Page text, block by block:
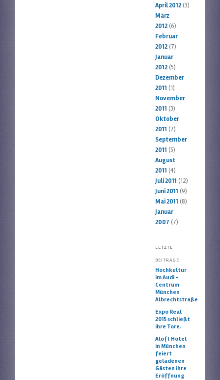
April 2012(3)
März
2012(6)
Februar
2012(7)
Januar
2012(5)
Dezember
2011 (1)
November
2011 (3)
Oktober
2011 (7)
September
2011 (5)
August
2011 (4)
Juli 2011 (12)
Juni 2011 (9)
Mai 2011 (8)
Januar
2007 (7)
LETZTE
BEITRÄGE
Hochkultur
im Audi –
Centrum
München
Albrechtstraße
Expo Real
2015 schließt
ihre Tore.
Aloft Hotel
in München
feiert
geladenen
Gästen ihre
Eröffnung